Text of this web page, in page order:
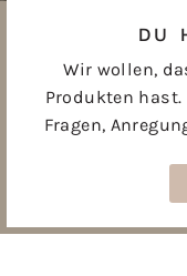
DU
Wir wollen,
Produkten
Fragen,